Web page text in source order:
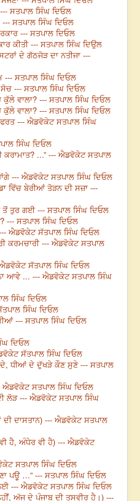
ਸਤਪਾਲ ਸਿੰਘ ਦਿਓਲ
ਸਤਪਾਲ ਸਿੰਘ ਦਿਓਲ
--- ਸਤਪਾਲ ਦਿਓਲ
ਕੀਤੀ --- ਸਤਪਾਲ ਸਿੰਘ ਦਿਉਲ
ਦੇ ਗੱਠਜੋੜ ਦਾ ਨਤੀਜਾ ---
--- ਸਤਪਾਲ ਸਿੰਘ ਦਿਓਲ
--- ਸਤਪਾਲ ਸਿੰਘ ਦਿਓਲ
ਵਾਲਾ? --- ਸਤਪਾਲ ਸਿੰਘ ਦਿਓਲ
ਵਾਲਾ? --- ਸਤਪਾਲ ਸਿੰਘ ਦਿਓਲ
--- ਐਡਵੋਕੇਟ ਸਤਪਾਲ ਸਿੰਘ
ਸਿੰਘ ਦਿਓਲ
ਕਰਾਮਾਤ? ...” --- ਐਡਵੋਕੇਟ ਸਤਪਾਲ
--- ਐਡਵੋਕੇਟ ਸਤਪਾਲ ਸਿੰਘ ਦਿਓਲ
ਵਿੱਚ ਬੇਰੀਆਂ ਤੋੜਨ ਦੀ ਸਜ਼ਾ ---
ਤੁਰ ਗਈ --- ਸਤਪਾਲ ਸਿੰਘ ਦਿਓਲ
--- ਸਤਪਾਲ ਸਿੰਘ ਦਿਓਲ
ਐਡਵੋਕੇਟ ਸੱਤਪਾਲ ਸਿੰਘ ਦਿਓਲ
ਕਰਮਚਾਰੀ --- ਐਡਵੋਕੇਟ ਸਤਪਾਲ
ਐਡਵੋਕੇਟ ਸੱਤਪਾਲ ਸਿੰਘ ਦਿਓਲ
ਆਵੇ ... --- ਐਡਵੋਕੇਟ ਸਤਪਾਲ ਸਿੰਘ
ਸਿੰਘ ਦਿਓਲ
ਸਿੰਘ ਦਿਓਲ
--- ਸਤਪਾਲ ਸਿੰਘ ਦਿਓਲ
ਦਿਓਲ
ਸੱਤਪਾਲ ਸਿੰਘ ਦਿਓਲ
ਧੀਆਂ ਦੇ ਦੁੱਖੜੇ ਕੌਣ ਸੁਣੇ --- ਸਤਪਾਲ
ਐਡਵੋਕੇਟ ਸਤਪਾਲ ਸਿੰਘ ਦਿਓਲ
ਲੋੜ --- ਐਡਵੋਕੇਟ ਸਤਪਾਲ ਸਿੰਘ
ਦੀ ਦਾਸਤਾਨ) --- ਐਡਵੋਕੇਟ ਸਤਪਾਲ
ਹੈ, ਅੰਧੇਰ ਵੀ ਹੈ) --- ਐਡਵੋਕੇਟ
ਸਤਪਾਲ ਸਿੰਘ ਦਿਓਲ
ਪਊ …” --- ਸਤਪਾਲ ਸਿੰਘ ਦਿਓਲ
--- ਐਡਵੋਕੇਟ ਸਤਪਾਲ ਸਿੰਘ ਦਿਓਲ
ਅੱਜ ਦੇ ਪੰਜਾਬ ਦੀ ਤਸਵੀਰ ਹੈ।) ---